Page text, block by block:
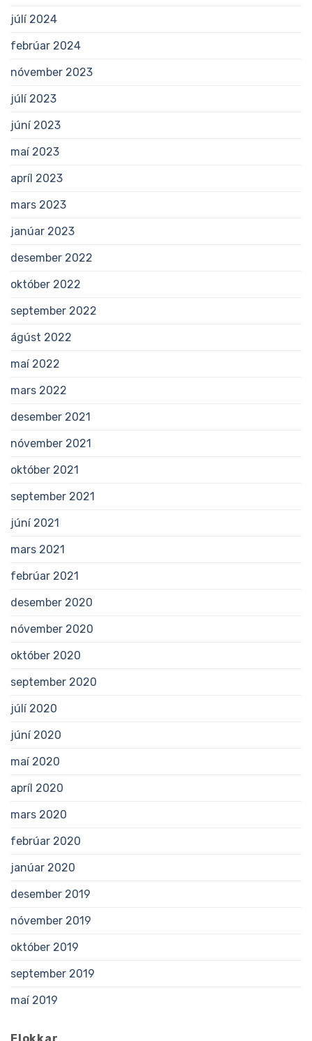
júlí 2024
febrúar 2024
nóvember 2023
júlí 2023
júní 2023
maí 2023
apríl 2023
mars 2023
janúar 2023
desember 2022
október 2022
september 2022
ágúst 2022
maí 2022
mars 2022
desember 2021
nóvember 2021
október 2021
september 2021
júní 2021
mars 2021
febrúar 2021
desember 2020
nóvember 2020
október 2020
september 2020
júlí 2020
júní 2020
maí 2020
apríl 2020
mars 2020
febrúar 2020
janúar 2020
desember 2019
nóvember 2019
október 2019
september 2019
maí 2019
Flokkar